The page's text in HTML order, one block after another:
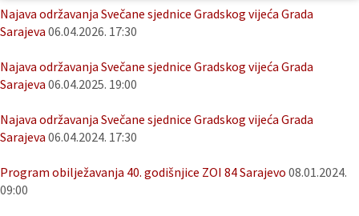
Najava održavanja Svečane sjednice Gradskog vijeća Grada
Sarajeva 06.04.2026. 17:30
Najava održavanja Svečane sjednice Gradskog vijeća Grada
Sarajeva 06.04.2025. 19:00
Najava održavanja Svečane sjednice Gradskog vijeća Grada
Sarajeva 06.04.2024. 17:30
Program obilježavanja 40. godišnjice ZOI 84 Sarajevo 08.01.2024.
09:00